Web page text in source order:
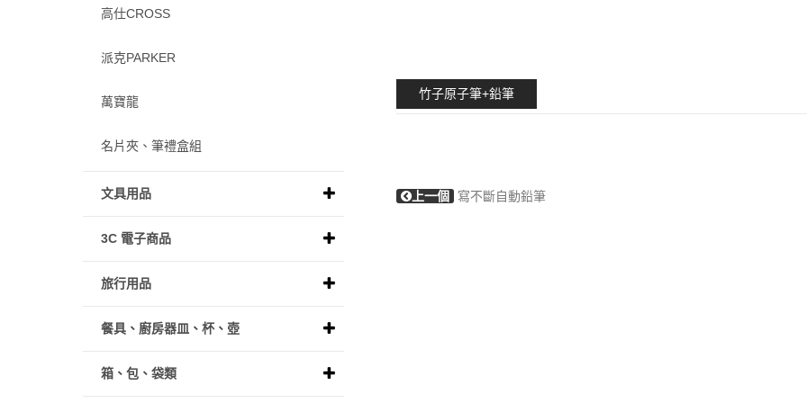
竹子原子筆+鉛筆
上一個 寫不斷自動鉛筆
高仕CROSS
派克PARKER
萬寶龍
名片夾、筆禮盒組
文具用品
3C 電子商品
旅行用品
餐具、廚房器皿、杯、壺
箱、包、袋類